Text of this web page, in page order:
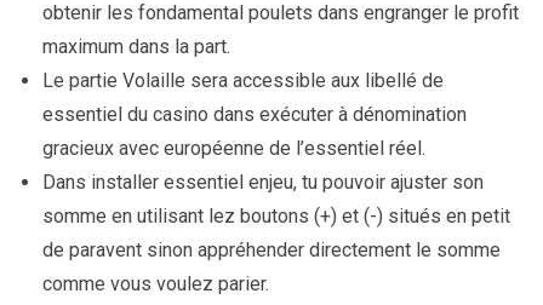
obtenir les fondamental poulets dans engranger le profit
maximum dans la part.
Le partie Volaille sera accessible aux libellé de
essentiel du casino dans exécuter à dénomination
gracieux avec européenne de l’essentiel réel.
Dans installer essentiel enjeu, tu pouvoir ajuster son
somme en utilisant lez boutons (+) et (-) situés en petit
de paravent sinon appréhender directement le somme
comme vous voulez parier.